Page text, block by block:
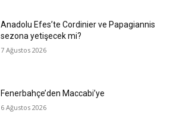
Anadolu Efes’te Cordinier ve Papagiannis
sezona yetişecek mi?
7 Ağustos 2026
Fenerbahçe’den Maccabi’ye
6 Ağustos 2026